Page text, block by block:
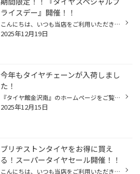
ライスデー』開催！！
こんにちは、いつも当店をご利用いただきましてありがとうございます。 本日より、コクピット・タイヤ館におきまして、 期間限定！ サイズ限定！！ 数量限定！！！ お得にお買い求めいただける、「タイヤスペシャルプライスデー」がスタートします！ お得なタイヤのご紹介！！ ワゴンR、N-BOX、タン...
2025年12月19日
今年もタイヤチェーンが入荷しまし
た！
『タイヤ館金沢南』のホームページをご覧いただきありがとうございますm(__)m 石川県金沢市で今日も元気に営業中です！ 今年も早いものでもう12月中盤ですね。皆様は冬支度もうお済みですか？ 車の冬支度といえばスタッドレスタイヤを連想しますが、忘れがちなのが『タイヤチェーン』 当店では『タ...
2025年12月15日
ブリヂストンタイヤをお得に買え
る！スーパータイヤセール開催！！
こんにちは、いつも当店をご利用いただきましてありがとうございます。 コクピット・タイヤ館では、ブリヂストンタイヤをお得に買える！ スーパータイヤセールを開催いたします！ ブリヂストンのタイヤを4本ご購入で最大20,000OFF！ タイヤをお得にご購入頂けるチャンスです！ 夏タイヤの交換やスタ...